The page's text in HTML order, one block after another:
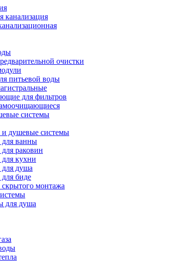
канализация
очистки
питьевой воды
для фильтров
системы
и душевые системы
ванны
раковин
кухни
душа
биде
монтажа
для душа